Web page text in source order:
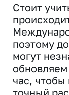
Стоит
поэтому
могут
час, чтобы
точный